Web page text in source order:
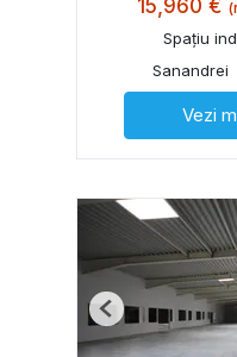
15,960 €
Spațiu
Sanandrei
Vezi
Previous